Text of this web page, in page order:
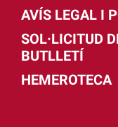
AVÍS LEGAL I
SOL·LICITUD
BUTLLETÍ
HEMEROTECA